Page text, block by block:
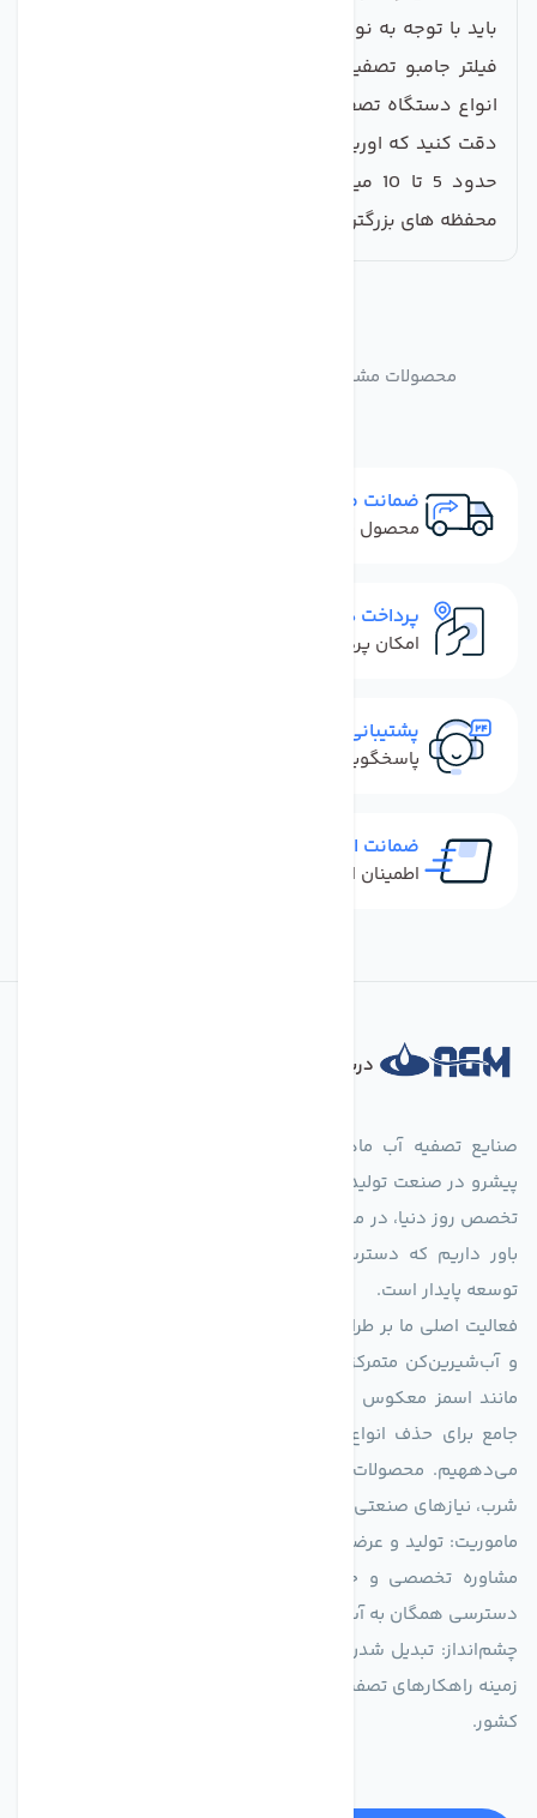
باید با توجه به نوع محفظه انتخاب گردد. اورینگ محفظه
فیلتر جامبو تصفیه آب، در آب بندی کردن محفظه فیلتر
انواع دستگاه تصفیه آب نیمه صنعتی استفاده می شود.
دقت کنید که اورینگ بدلیل حالت کشسانی خود، میتواند
حدود 5 تا 10 میلیمتر گشاد شود. بنابراین گاهی برای
محفظه های بزرگتر قابل استفاده است.
محصولات مشابه واشر هوزینگ مدل اورینگ جامبو
ضمانت مرجوعی
محصول نباید آسیب دیده باشد
پرداخت در محل
امکان پرداخت کل فاکتور در محل
پشتیبانی سریع
پاسخگویی سریع به تماس‌ها و پیام‌ها
ضمانت اصل بودن کالا
اطمینان از خرید کالای اورجینال
درباره فروشگاه
پیشرو در صنعت تولید تجهیزات تصفیه آب، با تکیه بر دانش فنی و
تخصص روز دنیا، در مسیر تأمین آب سالم و پایدار گام برمی‌دارد. ما
باور داریم که دسترسی به آب پاک، یک حق اساسی و زیربنای
توسعه پایدار است.
فعالیت اصلی ما بر طراحی و تولید سیستم‌های پیشرفته تصفیه آب
و آب‌شیرین‌کن متمرکز است. ما با بهره‌گیری از فناوری‌های نوین
جامع برای حذف انواع آلاینده‌ها، املاح و نمک از منابع آبی ارائه
می‌دههیم. محصولات ما برای مصارف متنوعی از جمله تأمین آب
شرب، نیازهای صنعتی و کشاورزی طراحی و بهینه‌سازی شده‌اند.
ماموریت: تولید و عرضه محصولاتی با بالاترین استاندارد کیفی، ارائه
مشاوره تخصصی و خدمات پس از فروش مطمئن برای تضمین
دسترسی همگان به آب پاک و سالم.
چشم‌انداز: تبدیل شدن به انتخاب اول صنایع و مصرف‌کنندگان در
زمینه راهکارهای تصفیه آب و ایفای نقشی کلیدی در حفظ منابع آبی
کشور.